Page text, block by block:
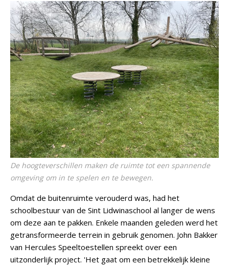
De hoogteverschillen maken de ruimte tot een spannende
omgeving om in te spelen en te bewegen.
Omdat de buitenruimte verouderd was, had het
schoolbestuur van de Sint Lidwinaschool al langer de wens
om deze aan te pakken. Enkele maanden geleden werd het
getransformeerde terrein in gebruik genomen. John Bakker
van Hercules Speeltoestellen spreekt over een
uitzonderlijk project. 'Het gaat om een betrekkelijk kleine